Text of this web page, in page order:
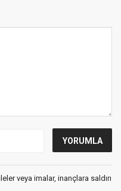
veya imalar, inançlara saldırı